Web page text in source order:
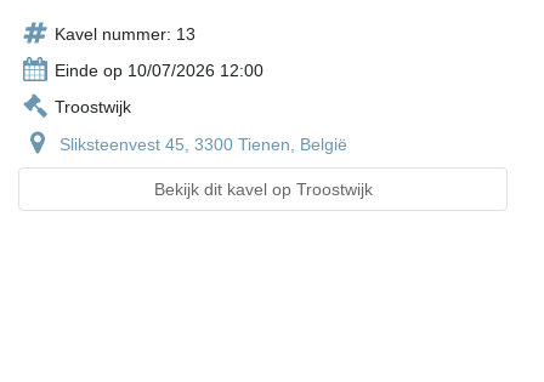
Kavel nummer: 13
Einde op 10/07/2026 12:00
Troostwijk
Sliksteenvest 45, 3300 Tienen, België
Bekijk dit kavel op Troostwijk